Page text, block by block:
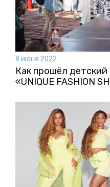
8 июня 2022
Как прошёл
«UNIQUE FASHION